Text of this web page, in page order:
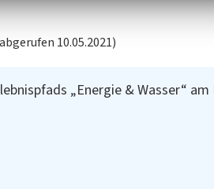
10.05.2021)
„Energie & Wasser“